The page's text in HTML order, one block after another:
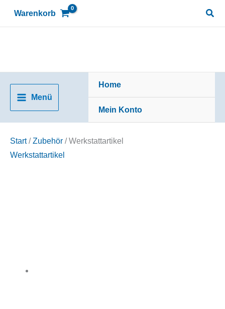
Warenkorb
Menü
Home
Mein Konto
Start/Zubehör / Werkstattartikel
Werkstattartikel